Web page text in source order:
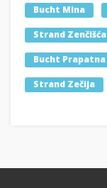
Bucht Mina
Strand Zenčišća
Bucht Prapatna
Strand Zečija